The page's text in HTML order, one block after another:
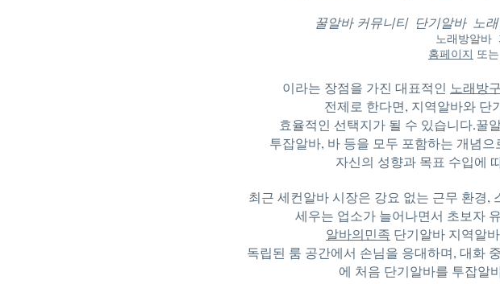
꿀알바 커뮤니티 단기알바 노
노래방알바
홈페이지 또
이라는 장점을 가진 대표적인 노래방
전제로 한다면, 지역알바와 단
효율적인 선택지가 될 수 있습니다.꿀
투잡알바, 바 등을 모두 포함하는 개념
자신의 성향과 목표 수입에
최근 세컨알바 시장은 강요 없는 근무 환경,
세우는 업소가 늘어나면서 초보자
알바의민족 단기알바 지역알
독립된 룸 공간에서 손님을 응대하며, 대화
에 처음 단기알바를 투잡알